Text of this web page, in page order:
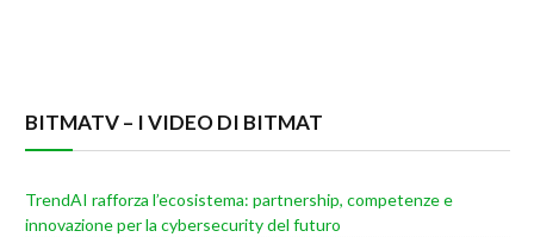
BITMATV – I VIDEO DI BITMAT
TrendAI rafforza l’ecosistema: partnership, competenze e
innovazione per la cybersecurity del futuro